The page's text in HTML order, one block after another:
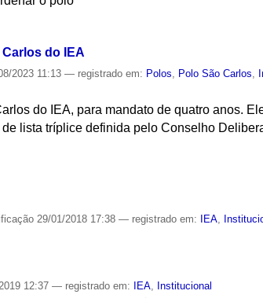
do IEA
2023 11:13— registrado em: Polos, Polo São Carlos,
do IEA, para mandato de quatro anos.
lista tríplice definida pelo Conselho
29/01/2018 17:38— registrado em: IEA
12:37— registrado em: IEA Institucional